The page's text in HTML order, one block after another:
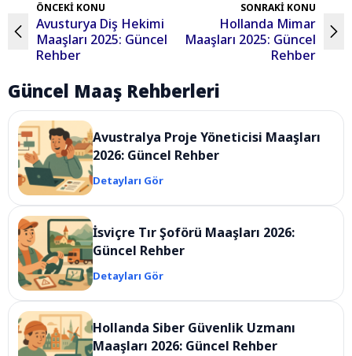
ÖNCEKİ KONU
Avusturya Diş Hekimi
Maaşları 2025: Güncel
Rehber
SONRAKİ KONU
Hollanda Mimar
Maaşları 2025: Güncel
Rehber
Güncel Maaş Rehberleri
Avustralya Proje Yöneticisi Maaşları
2026: Güncel Rehber
Detayları Gör
İsviçre Tır Şoförü Maaşları 2026:
Güncel Rehber
Detayları Gör
Hollanda Siber Güvenlik Uzmanı
Maaşları 2026: Güncel Rehber